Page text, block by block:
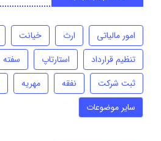
امور مالیاتی ارث خیانت
تنظیم قرارداد
استارتاپ سفته
ثبت شرکت
نفقه مهریه
سایر موضوعات